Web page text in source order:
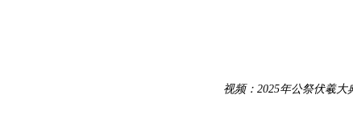
视频：2025年公祭伏羲